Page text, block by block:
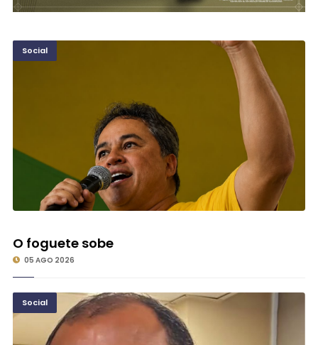
Social
O foguete sobe
05 AGO 2026
Social